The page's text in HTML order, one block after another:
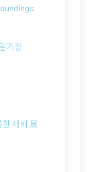
기장
한 새해 展